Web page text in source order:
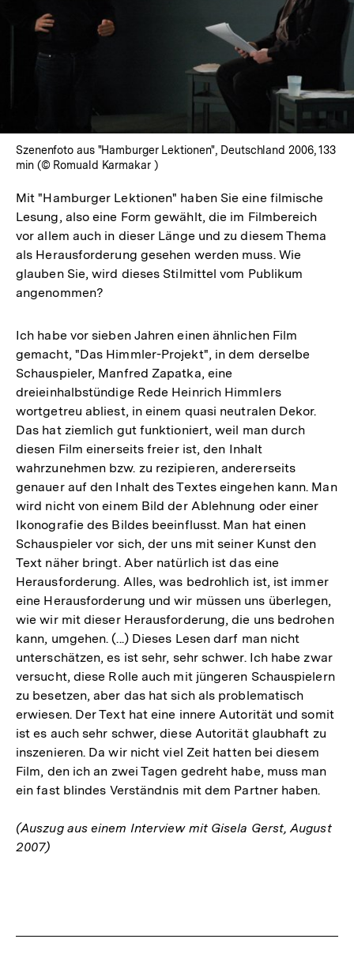
Szenenfoto aus "Hamburger Lektionen", Deutschland 2006, 133
min (© Romuald Karmakar )
Mit "Hamburger Lektionen" haben Sie eine filmische
Lesung, also eine Form gewählt, die im Filmbereich
vor allem auch in dieser Länge und zu diesem Thema
als Herausforderung gesehen werden muss. Wie
glauben Sie, wird dieses Stilmittel vom Publikum
angenommen?
Ich habe vor sieben Jahren einen ähnlichen Film
gemacht, "Das Himmler-Projekt", in dem derselbe
Schauspieler, Manfred Zapatka, eine
dreieinhalbstündige Rede Heinrich Himmlers
wortgetreu abliest, in einem quasi neutralen Dekor.
Das hat ziemlich gut funktioniert, weil man durch
diesen Film einerseits freier ist, den Inhalt
wahrzunehmen bzw. zu rezipieren, andererseits
genauer auf den Inhalt des Textes eingehen kann. Man
wird nicht von einem Bild der Ablehnung oder einer
Ikonografie des Bildes beeinflusst. Man hat einen
Schauspieler vor sich, der uns mit seiner Kunst den
Text näher bringt. Aber natürlich ist das eine
Herausforderung. Alles, was bedrohlich ist, ist immer
eine Herausforderung und wir müssen uns überlegen,
wie wir mit dieser Herausforderung, die uns bedrohen
kann, umgehen. (...) Dieses Lesen darf man nicht
unterschätzen, es ist sehr, sehr schwer. Ich habe zwar
versucht, diese Rolle auch mit jüngeren Schauspielern
zu besetzen, aber das hat sich als problematisch
erwiesen. Der Text hat eine innere Autorität und somit
ist es auch sehr schwer, diese Autorität glaubhaft zu
inszenieren. Da wir nicht viel Zeit hatten bei diesem
Film, den ich an zwei Tagen gedreht habe, muss man
ein fast blindes Verständnis mit dem Partner haben.
(Auszug aus einem Interview mit Gisela Gerst, August
2007)